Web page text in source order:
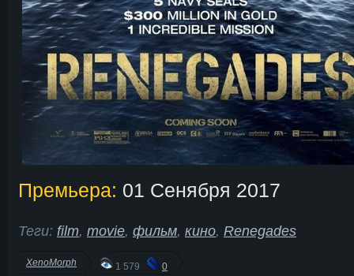
Премьера: 01 Сенября 2017
Теги: film, movie, фильм, кино, Renegades
XenoMorph 1 579 0